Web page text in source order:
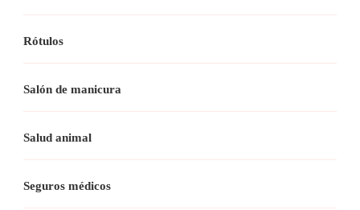
Rótulos
Salón de manicura
Salud animal
Seguros médicos